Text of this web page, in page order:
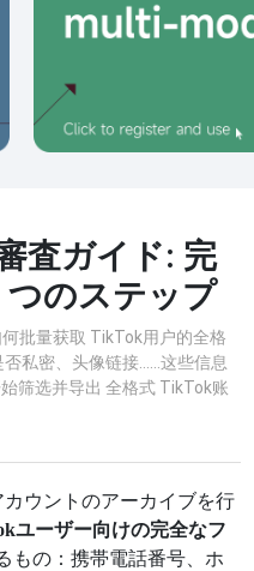
査ガイド: 完
のステップ
批量获取 TikTok用户的全格
私密、头像链接……这些信息
筛选并导出 全格式 TikTok账
ウントのアーカイブを行
ユーザー向けの完全なフ
もの：携帯電話番号、ホ